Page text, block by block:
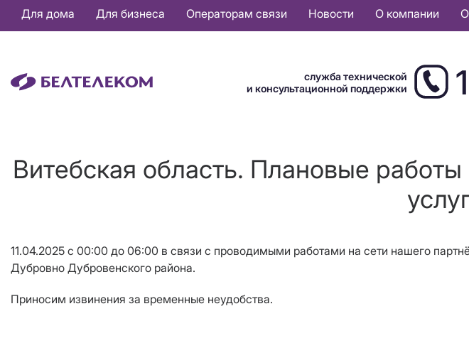
Основная
навигация
Для дома Для бизнеса Операторам связи Новости О компании
служба технической
и консультационной поддержки
Витебская область. Плановые
11.04.2025 с 00:00 до 06:00 в связи с проводимыми работами на сети нашего
Дубровно Дубровенского района.
Приносим извинения за временные неудобства.